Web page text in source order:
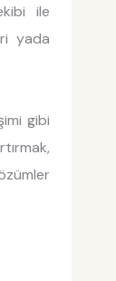
ile
yada
gibi